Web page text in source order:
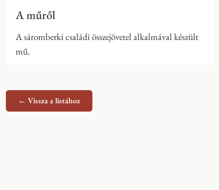
A műről
A sáromberki családi összejövetel alkalmával készült
mű.
← Vissza a listához